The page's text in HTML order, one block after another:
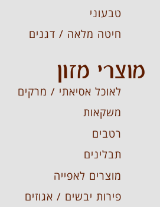
טבעוני
חיטה מלאה / דגנים
מוצרי מזון
לאוכל אסיאתי / מרקים
משקאות
רטבים
תבלינים
מוצרים לאפייה
פירות יבשים / אגוזים